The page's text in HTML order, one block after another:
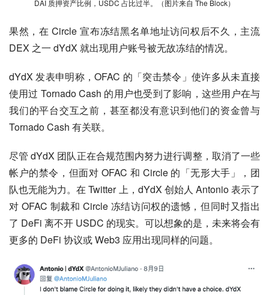
DAI 质押资产比例，USDC 占比过半。（图片来自 The Block）
果然，在 Circle 宣布冻结黑名单地址访问权后不久，主流
DEX 之一 dYdX 就出现用户账号被无故冻结的情况。
dYdX 发表申明称，OFAC 的「突击禁令」使许多从未直接
使用过 Tornado Cash 的用户也受到了影响，这些用户在与
我们的平台交互之前，甚至都没有意识到他们的资金曾与
Tornado Cash 有关联。
尽管 dYdX 团队正在合规范围内努力进行调整，取消了一些
帐户的禁令，但面对 OFAC 和 Circle 的「无形大手」，团
队也无能为力。在 Twitter 上，dYdX 创始人 Antonio 表示了
对 OFAC 制裁和 Circle 冻结访问权的遗憾，但同时又指出
了 DeFi 离不开 USDC 的现实。可以想象的是，未来将会有
更多的 DeFi 协议或 Web3 应用出现同样的问题。